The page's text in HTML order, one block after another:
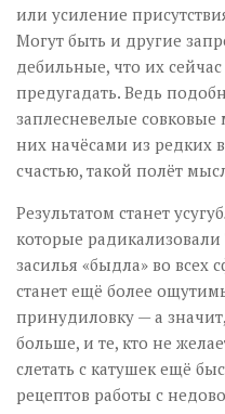
или усиление
Могут быть и другие
дебильные, что их
предугадать. Ведь
заплесневелые
них начёсами из редких
счастью, такой полёт
Результатом станет
которые
засилья «быдла» во всех
станет ещё более
принудиловку — а
больше, и те, кто не
слетать с катушек ещё
рецептов работы с